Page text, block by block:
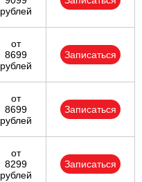
рублей
от
8699
рублей
Записаться
от
8699
рублей
Записаться
от
8299
рублей
Записаться